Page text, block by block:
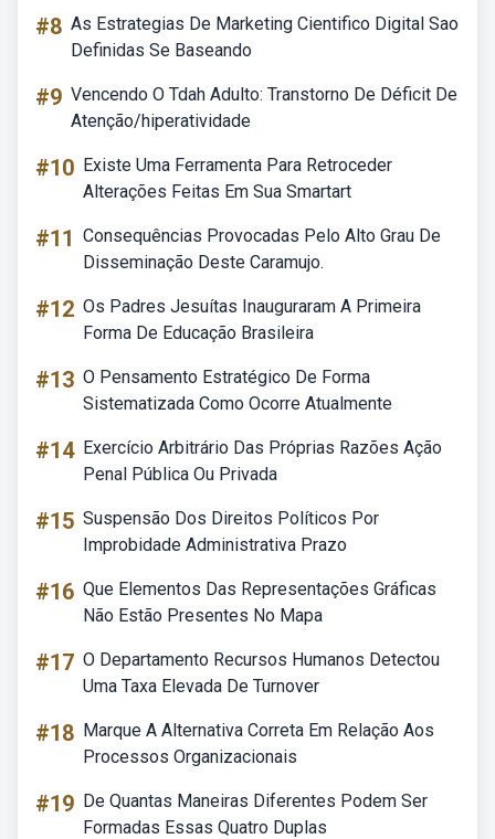
#8 As Estrategias De Marketing Cientifico Digital Sao
Definidas Se Baseando
#9 Vencendo O Tdah Adulto: Transtorno De Déficit De
Atenção/hiperatividade
#10 Existe Uma Ferramenta Para Retroceder
Alterações Feitas Em Sua Smartart
#11 Consequências Provocadas Pelo Alto Grau De
Disseminação Deste Caramujo.
#12 Os Padres Jesuítas Inauguraram A Primeira
Forma De Educação Brasileira
#13 O Pensamento Estratégico De Forma
Sistematizada Como Ocorre Atualmente
#14 Exercício Arbitrário Das Próprias Razões Ação
Penal Pública Ou Privada
#15 Suspensão Dos Direitos Políticos Por
Improbidade Administrativa Prazo
#16 Que Elementos Das Representações Gráficas
Não Estão Presentes No Mapa
#17 O Departamento Recursos Humanos Detectou
Uma Taxa Elevada De Turnover
#18 Marque A Alternativa Correta Em Relação Aos
Processos Organizacionais
#19 De Quantas Maneiras Diferentes Podem Ser
Formadas Essas Quatro Duplas